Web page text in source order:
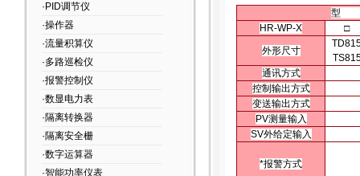
·PID调节仪
·操作器
·流量积算仪
·多路巡检仪
·报警控制仪
·数显电力表
·隔离转换器
·隔离安全栅
·数字运算器
·智能功率仪表
型
HR-WP-X
□
外形尺寸
通讯方式
控制输出方式
变送输出方式
PV测量输入
SV外给定输入
*报警方式